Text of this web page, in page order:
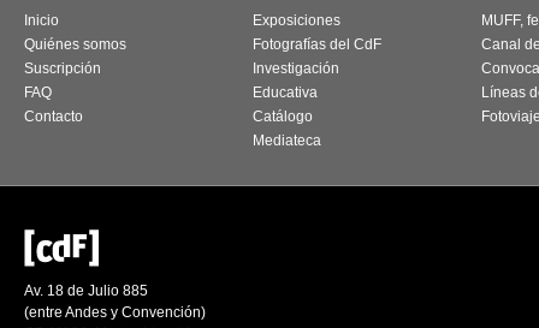
Inicio
Quiénes somos
Suscripción
FAQ
Contacto
Exposiciones
Fotografías del CdF
Investigación
Educativa
Catálogo
Mediateca
MUFF,
Canal
Líneas
Av. 18 de Julio 885
(entre Andes y Convención)